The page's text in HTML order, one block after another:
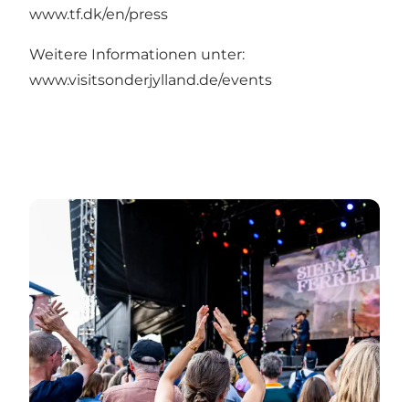
www.tf.dk/en/press
Weitere Informationen unter:
www.visitsonderjylland.de/events